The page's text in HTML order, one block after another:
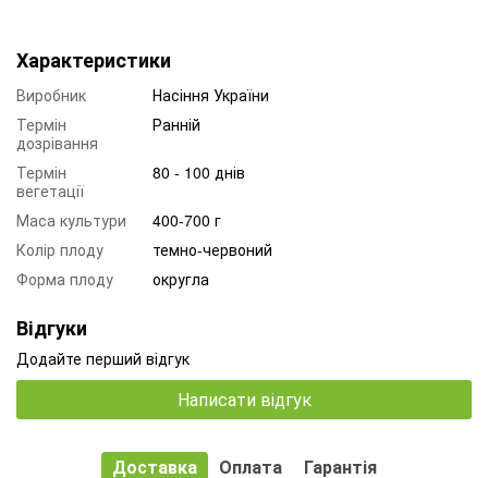
Характеристики
Виробник
Насіння України
Термін
дозрівання
Ранній
Термін
вегетації
80 - 100 днів
Маса культури
400-700 г
Колір плоду
темно-червоний
Форма плоду
округла
Відгуки
Додайте перший відгук
Написати відгук
Доставка Оплата Гарантія